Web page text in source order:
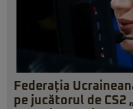
Federația
pe jucătorul de CS2